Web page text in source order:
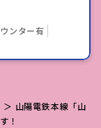
ンター有
＞ 山陽電鉄本線「山
！